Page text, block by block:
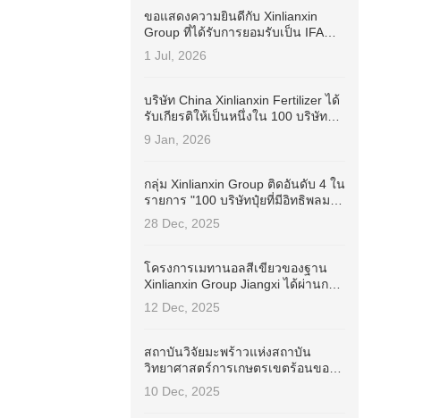
ขอแสดงความยินดีกับ Xinlianxin
Group ที่ได้รับการยอมรับเป็น IFA
Industry Stewardship Champion
(ISC)
1 Jul, 2026
บริษัท China Xinlianxin Fertilizer ได้
รับเกียรติให้เป็นหนึ่งใน 100 บริษัทจด
ทะเบียนของจีนที่มีแนวปฏิบัติด้าน
ESG ที่ดีที่สุดในปี 2025 โดย Wind
9 Jan, 2026
กลุ่ม Xinlianxin Group ติดอันดับ 4 ใน
รายการ "100 บริษัทปุ๋ยที่มีอิทธิพลมาก
ที่สุดในประเทศจีน ประจำปี 2025"
28 Dec, 2025
โครงการเมทานอลสีเขียวของฐาน
Xinlianxin Group Jiangxi ได้ผ่านการ
รับรอง International Sustainable
Development and Carbon
12 Dec, 2025
สถาบันวิจัยมะพร้าวแห่งสถาบัน
วิทยาศาสตร์การเกษตรเขตร้อนของ
จีนได้ลงนามในสัญญาความร่วมมือ
กับกลุ่ม Xinlianxin เพื่อพัฒนากุญแจ
10 Dec, 2025